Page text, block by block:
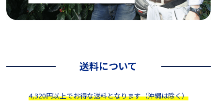
送料について
4,320円以上でお得な送料となります（沖縄は除く）